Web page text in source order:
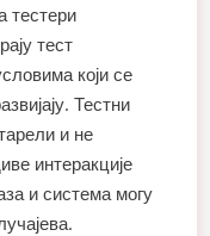
тестери
тест
који се
Тестни
и не
интеракције
и система могу